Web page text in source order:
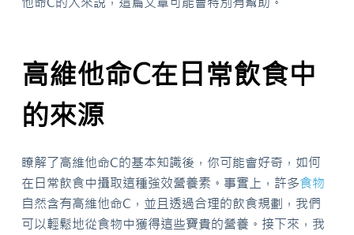
高維他命C在日常飲食中
的來源
瞭解了高維他命C的基本知識後，你可能會好奇，如何
在日常飲食中攝取這種強效營養素。事實上，許多食物
自然含有高維他命C，並且透過合理的飲食規劃，我們
可以輕鬆地從食物中獲得這些寶貴的營養。接下來，我